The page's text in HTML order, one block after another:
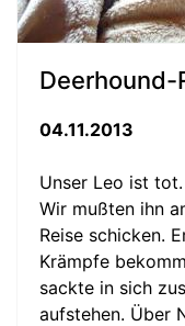
Deerhound-
04.11.2013
Unser Leo ist tot.
Wir mußten ihn
Reise schicken.
Krämpfe
sackte in sich
aufstehen. Über